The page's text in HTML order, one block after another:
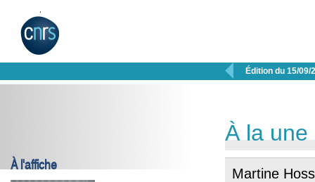
 Édition du 15/09/
À l'affiche
À la une
Martine